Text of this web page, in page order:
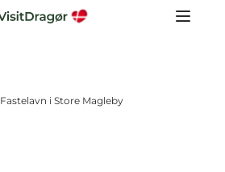
Fastelavn i Store Magleby